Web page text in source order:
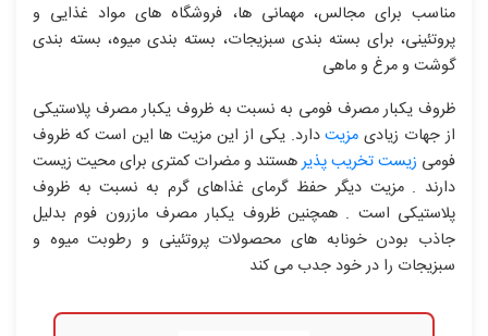
مناسب برای مجالس، مهمانی ها، فروشگاه های مواد غذایی و
پروتئینی، برای بسته بندی سبزیجات، بسته بندی میوه، بسته بندی
گوشت و مرغ و ماهی
ظروف یکبار مصرف فومی به نسبت به ظروف یکبار مصرف پلاستیکی
از جهات زیادی مزیتدارد. یکی از این مزیت ها این است که ظروف
فومی زیست تخریب پذیرهستند و مضرات کمتری برای محیت زیست
دارند . مزیت دیگر حفظ گرمای غذاهای گرم به نسبت به ظروف
پلاستیکی است . همچنین ظروف یکبار مصرف مازرون فوم بدلیل
جاذب بودن خونابه های محصولات پروتئینی و رطوبت میوه و
سبزیجات را در خود جدب می کند